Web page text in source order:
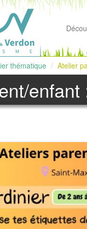
thématique Atelier